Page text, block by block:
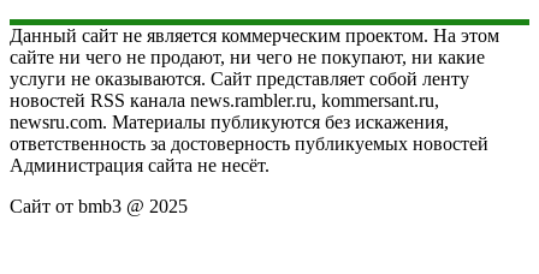
Данный сайт не является коммерческим проектом. На этом
сайте ни чего не продают, ни чего не покупают, ни какие
услуги не оказываются. Сайт представляет собой ленту
новостей RSS канала news.rambler.ru, kommersant.ru,
newsru.com. Материалы публикуются без искажения,
ответственность за достоверность публикуемых новостей
Администрация сайта не несёт.
Сайт от bmb3 @ 2025